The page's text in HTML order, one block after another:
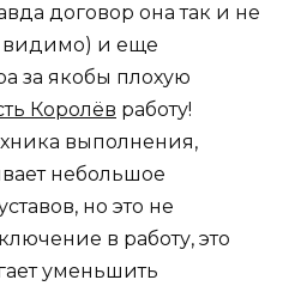
договор она так и не
видимо) и еще
за якобы плохую
Королёв работу!
выполнения,
небольшое
но это не
в работу, это
уменьшить